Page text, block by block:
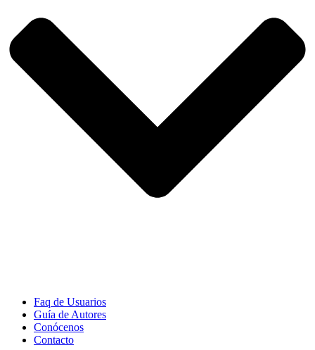
Faq de Usuarios
Guía de Autores
Conócenos
Contacto